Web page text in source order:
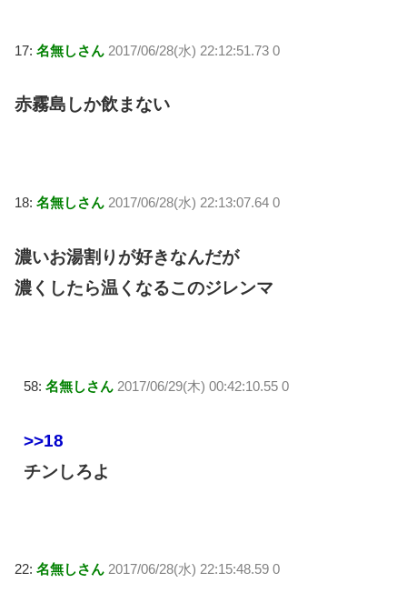
17: 名無しさん 2017/06/28(水) 22:12:51.73 0
赤霧島しか飲まない
18: 名無しさん 2017/06/28(水) 22:13:07.64 0
濃いお湯割りが好きなんだが
濃くしたら温くなるこのジレンマ
58: 名無しさん 2017/06/29(木) 00:42:10.55 0
>>18
チンしろよ
22: 名無しさん 2017/06/28(水) 22:15:48.59 0